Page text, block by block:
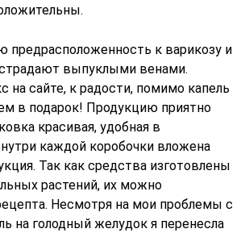
предрасположенность к варикозу и
выпуклыми венами.
на сайте, к радости, помимо капель
в подарок! Продукцию приятно
красивая, удобная в
каждой коробочки вложена
Так как средства изготовлены
растений, их можно
Несмотря на мои проблемы с
на голодный желудок я перенесла